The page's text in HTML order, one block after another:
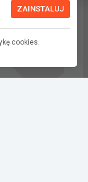
ZAINSTALUJ
cookies.